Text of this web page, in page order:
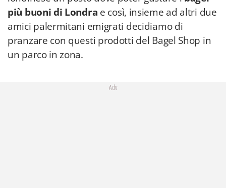
più buoni di Londra e così, insieme ad altri due
amici palermitani emigrati decidiamo di
pranzare con questi prodotti del Bagel Shop in
un parco in zona.
Adv